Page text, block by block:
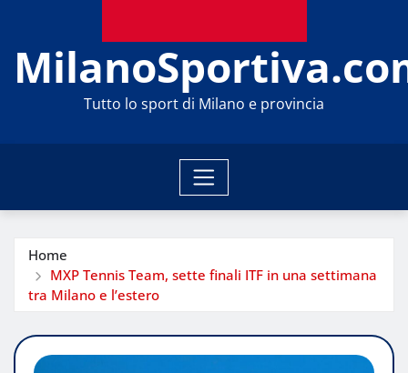
Tutto lo sport di Milano e provincia
Home
MXP Tennis Team, sette finali ITF in una settimana
tra Milano e l’estero